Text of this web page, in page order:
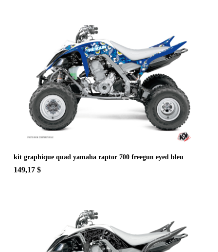
kit graphique quad yamaha raptor 700 freegun eyed bleu
149,17 $